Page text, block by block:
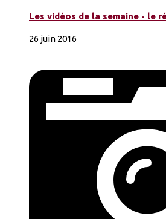
Les vidéos de la semaine - le
26 juin 2016